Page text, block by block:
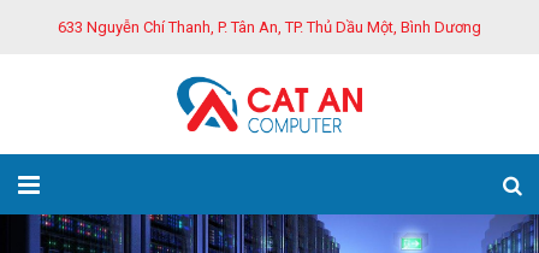
633 Nguyễn Chí Thanh, P. Tân An, TP. Thủ Dầu Một, Bình Dương